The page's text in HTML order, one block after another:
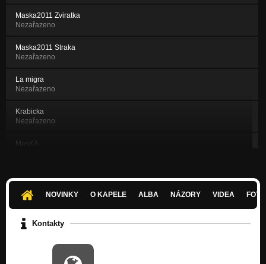
Maska2011 Zviratka
Nezařazeno
Maska2011 Straka
Nezařazeno
La migra
Nezařazeno
Krabicka
Nezařazeno
MasKA
Televizni maniak
Nezařazeno
Nezařazeno
NOVINKY O KAPELE ALBA NÁZORY VIDEA
Kontakty